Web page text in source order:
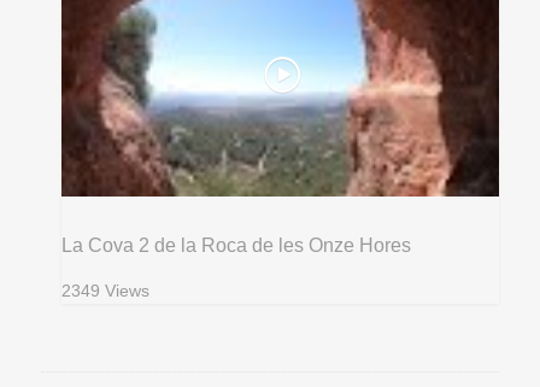
La Cova 2 de la Roca de les Onze Hores
2349 Views